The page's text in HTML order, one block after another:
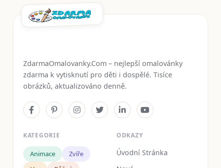
ZdarmaOmalovanky.Com – nejlepší omalovánky
zdarma k vytisknutí pro děti i dospělé. Tisíce
obrázků, aktualizováno denně.
KATEGORIE
Animace
Zvíře
ODKAZY
Úvodní Stránka